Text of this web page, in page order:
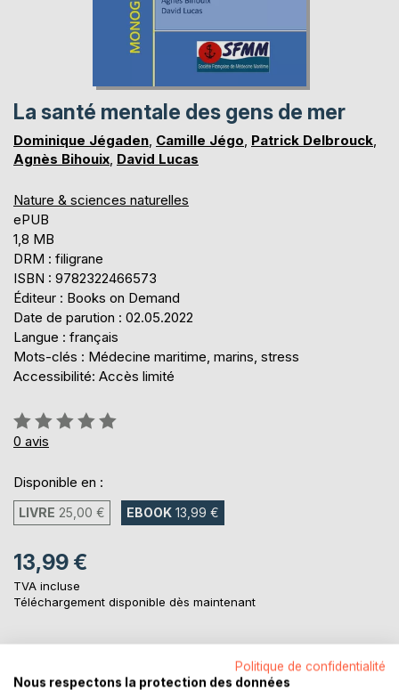
La santé mentale des gens de mer
Dominique Jégaden, Camille Jégo, Patrick Delbrouck,
Agnès Bihouix, David Lucas
Nature & sciences naturelles
ePUB
1,8 MB
DRM : filigrane
ISBN : 9782322466573
Éditeur : Books on Demand
Date de parution : 02.05.2022
Langue : français
Mots-clés : Médecine maritime, marins, stress
Accessibilité: Accès limité
Évaluation:
0%
0 avis
Disponible en :
LIVRE 25,00 € EBOOK 13,99 €
13,99 €
TVA incluse
Téléchargement disponible dès maintenant
AJOUTER AU PANIERPolitique de confidentialité
Nous respectons la protection des données